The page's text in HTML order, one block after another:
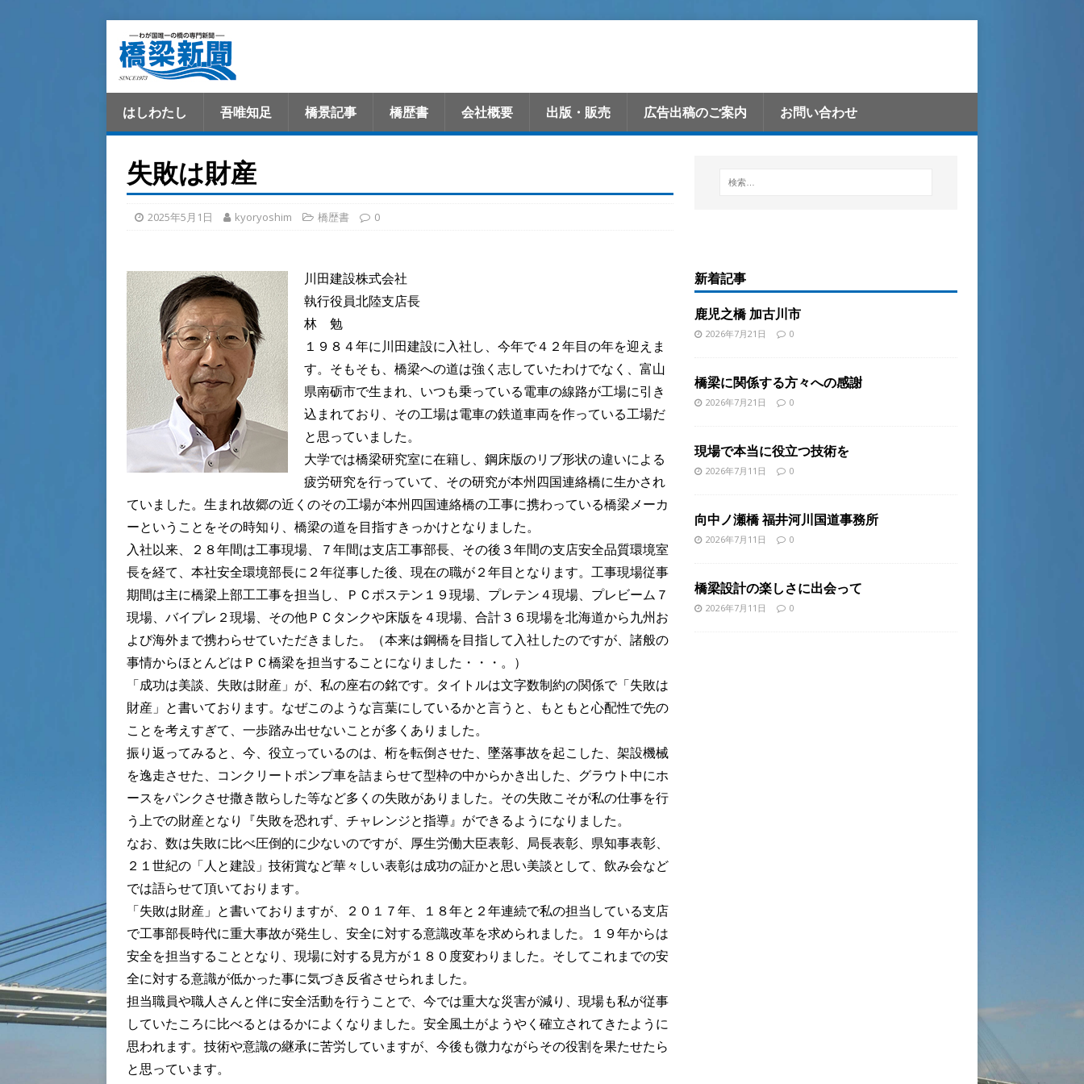
はしわたし 吾唯知足 橋景記事 橋歴書 会社概要 出版・販売 広告出稿のご案内 お問い合わせ
失敗は財産
2025年5月1日 kyoryoshim 橋歴書 0
川田建設株式会社
執行役員北陸支店長
林 勉
１９８４年に川田建設に入社し、今年で４２年目の年を迎えま
す。そもそも、橋梁への道は強く志していたわけでなく、富山
県南砺市で生まれ、いつも乗っている電車の線路が工場に引き
込まれており、その工場は電車の鉄道車両を作っている工場だ
と思っていました。
大学では橋梁研究室に在籍し、鋼床版のリブ形状の違いによる
疲労研究を行っていて、その研究が本州四国連絡橋に生かされ
ていました。生まれ故郷の近くのその工場が本州四国連絡橋の工事に携わっている橋梁メーカ
ーということをその時知り、橋梁の道を目指すきっかけとなりました。
入社以来、２８年間は工事現場、７年間は支店工事部長、その後３年間の支店安全品質環境室
長を経て、本社安全環境部長に２年従事した後、現在の職が２年目となります。工事現場従事
期間は主に橋梁上部工工事を担当し、ＰＣポステン１９現場、プレテン４現場、プレビーム７
現場、バイプレ２現場、その他ＰＣタンクや床版を４現場、合計３６現場を北海道から九州お
よび海外まで携わらせていただきました。（本来は鋼橋を目指して入社したのですが、諸般の
事情からほとんどはＰＣ橋梁を担当することになりました・・・。）
「成功は美談、失敗は財産」が、私の座右の銘です。タイトルは文字数制約の関係で「失敗は
財産」と書いております。なぜこのような言葉にしているかと言うと、もともと心配性で先の
ことを考えすぎて、一歩踏み出せないことが多くありました。
振り返ってみると、今、役立っているのは、桁を転倒させた、墜落事故を起こした、架設機械
を逸走させた、コンクリートポンプ車を詰まらせて型枠の中からかき出した、グラウト中にホ
ースをパンクさせ撒き散らした等など多くの失敗がありました。その失敗こそが私の仕事を行
う上での財産となり『失敗を恐れず、チャレンジと指導』ができるようになりました。
なお、数は失敗に比べ圧倒的に少ないのですが、厚生労働大臣表彰、局長表彰、県知事表彰、
２１世紀の「人と建設」技術賞など華々しい表彰は成功の証かと思い美談として、飲み会など
では語らせて頂いております。
「失敗は財産」と書いておりますが、２０１７年、１８年と２年連続で私の担当している支店
で工事部長時代に重大事故が発生し、安全に対する意識改革を求められました。１９年からは
安全を担当することとなり、現場に対する見方が１８０度変わりました。そしてこれまでの安
全に対する意識が低かった事に気づき反省させられました。
担当職員や職人さんと伴に安全活動を行うことで、今では重大な災害が減り、現場も私が従事
していたころに比べるとはるかによくなりました。安全風土がようやく確立されてきたように
思われます。技術や意識の継承に苦労していますが、今後も微力ながらその役割を果たせたら
と思っています。
新着記事
鹿児之橋 加古川市
2026年7月21日 0
橋梁に関係する方々への感謝
2026年7月21日 0
現場で本当に役立つ技術を
2026年7月11日 0
向中ノ瀬橋 福井河川国道事務所
2026年7月11日 0
橋梁設計の楽しさに出会って
2026年7月11日 0